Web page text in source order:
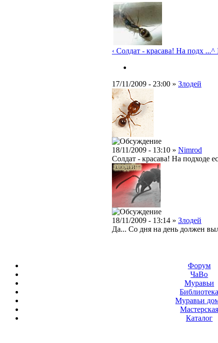
‹ Солдат - красава! На подх ...^
17/11/2009 - 23:00 » Злодей
18/11/2009 - 13:10 » Nimrod
Солдат - красава! На подходе
18/11/2009 - 13:14 » Злодей
Да... Со дня на день должен
Форум
ЧаВо
Муравьи
Муравьи
Мастерская
Каталог